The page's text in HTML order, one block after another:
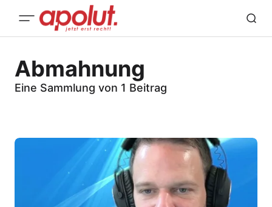
Abmahnung
Eine Sammlung von 1 Beitrag